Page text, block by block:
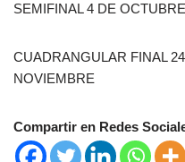
SEMIFINAL 4 DE
CUADRANGULAR FINAL
NOVIEMBRE
Compartir en Redes